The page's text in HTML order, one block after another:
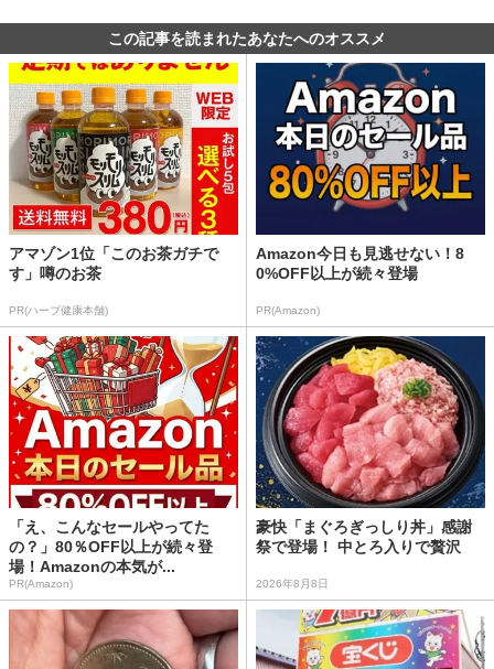
この記事を読まれたあなたへのオススメ
アマゾン1位「このお茶ガチで
す」噂のお茶
PR(ハーブ健康本舗)
Amazon今日も見逃せない！8
0%OFF以上が続々登場
PR(Amazon)
「え、こんなセールやってた
の？」80％OFF以上が続々登
場！Amazonの本気が...
PR(Amazon)
豪快「まぐろぎっしり丼」感謝
祭で登場！ 中とろ入りで贅沢
2026年8月8日